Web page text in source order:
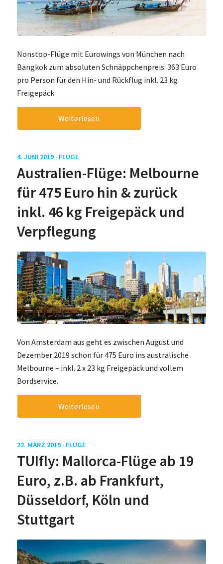
Nonstop-Flüge mit Eurowings von München nach
Bangkok zum absoluten Schnäppchenpreis: 363 Euro
pro Person für den Hin- und Rückflug inkl. 23 kg
Freigepäck.
Weiterlesen
4. JUNI 2019 · FLÜGE
Australien-Flüge: Melbourne
für 475 Euro hin & zurück
inkl. 46 kg Freigepäck und
Verpflegung
Von Amsterdam aus geht es zwischen August und
Dezember 2019 schon für 475 Euro ins australische
Melbourne – inkl. 2 x 23 kg Freigepäck und vollem
Bordservice.
Weiterlesen
22. MÄRZ 2019 · FLÜGE
TUIfly: Mallorca-Flüge ab 19
Euro, z.B. ab Frankfurt,
Düsseldorf, Köln und
Stuttgart